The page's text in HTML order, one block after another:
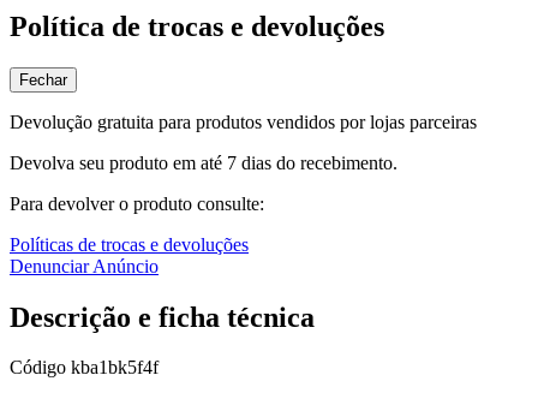
Política de trocas e devoluções
Fechar
Devolução gratuita para produtos vendidos por lojas parceiras
Devolva seu produto em até 7 dias do recebimento.
Para devolver o produto consulte:
Políticas de trocas e devoluções
Denunciar Anúncio
Descrição e ficha técnica
Código kba1bk5f4f